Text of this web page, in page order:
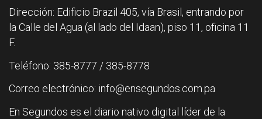
Dirección: Edificio Brazil 405, vía Brasil, entrando por
la Calle del Agua (al lado del Idaan), piso 11, oficina 11
F.
Teléfono: 385-8777 / 385-8778
Correo electrónico: info@ensegundos.com.pa
En Segundos es el diario nativo digital líder de la